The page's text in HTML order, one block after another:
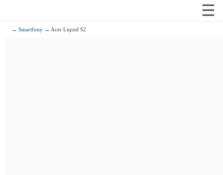
☰
→Smartfony → Acer Liquid S2